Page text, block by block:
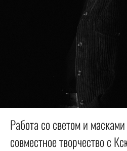
Работа со светом и
совместное творчество с